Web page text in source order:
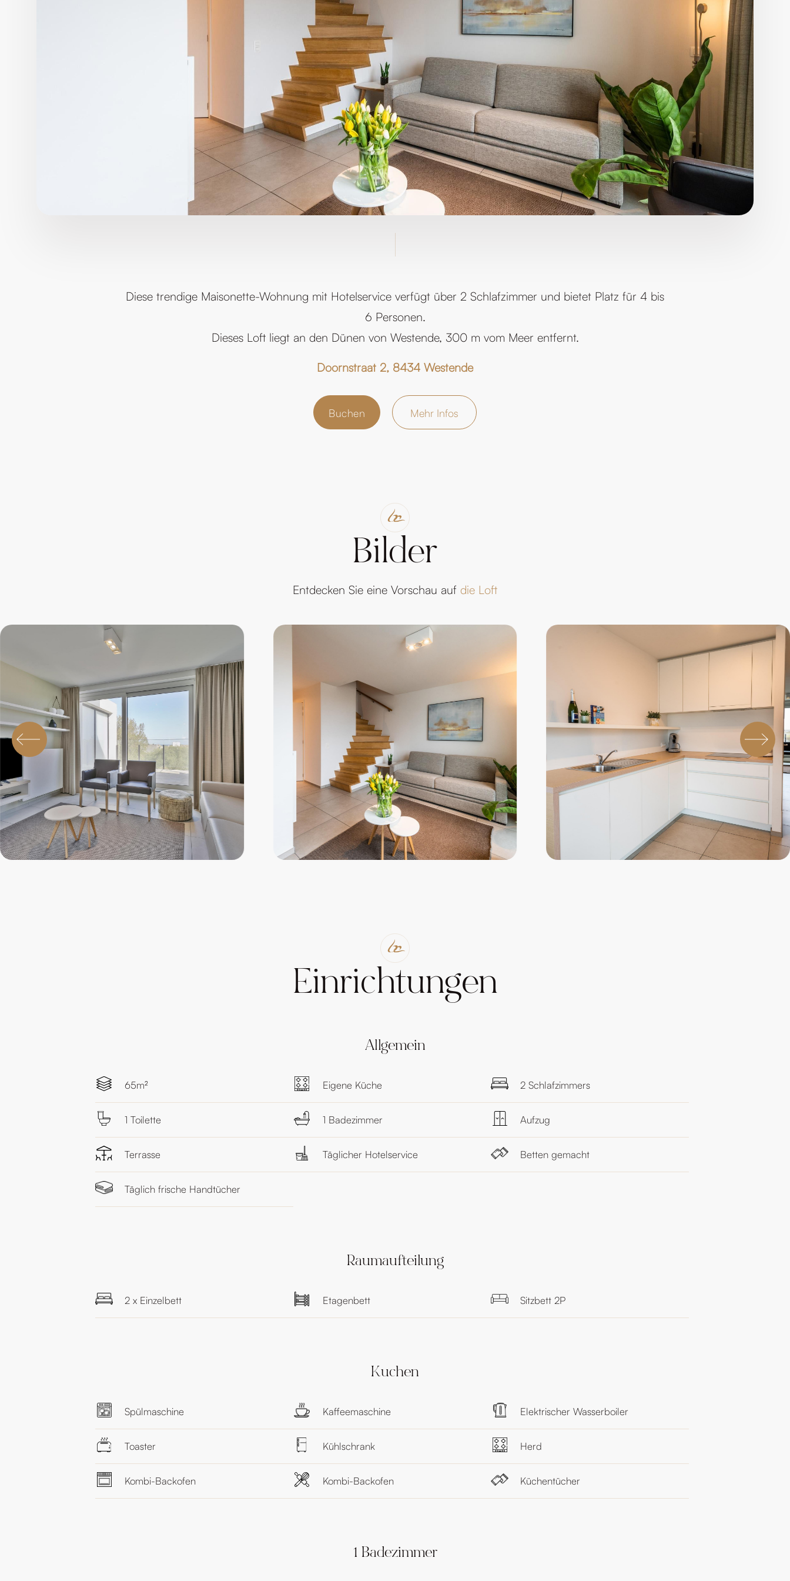
Diese trendige Maisonette-Wohnung mit Hotelservice verfügt über 2 Schlafzimmer und bietet Platz für 4 bis
6 Personen.
Dieses Loft liegt an den Dünen von Westende, 300 m vom Meer entfernt.
Doornstraat 2, 8434 Westende
Buchen Mehr Infos
Bilder
Entdecken Sie eine Vorschau auf die Loft
Einrichtungen
Allgemein
65m² Eigene Küche 2 Schlafzimmers
1 Toilette 1 Badezimmer Aufzug
Terrasse Täglicher Hotelservice Betten gemacht
Täglich frische Handtücher
Raumaufteilung
2 x Einzelbett Etagenbett Sitzbett 2P
Kuchen
Spülmaschine Kaffeemaschine Elektrischer Wasserboiler
Toaster Kühlschrank Herd
Kombi-Backofen Kombi-Backofen Küchentücher
1 Badezimmer